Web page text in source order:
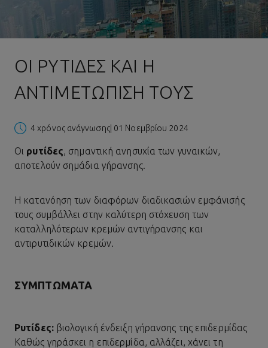
ΟΙ ΡΥΤΊΔΕΣ ΚΑΙ Η
ΑΝΤΙΜΕΤΏΠΙΣΗ ΤΟΥΣ
4 χρόνος ανάγνωσης| 01 Νοεμβρίου 2024
Οι ρυτίδες, σημαντική ανησυχία των γυναικών,
αποτελούν σημάδια γήρανσης.
Η κατανόηση των διαφόρων διαδικασιών εμφάνισής
τους συμβάλλει στην καλύτερη στόχευση των
καταλληλότερων κρεμών αντιγήρανσης και
αντιρυτιδικών κρεμών.
ΣΥΜΠΤΏΜΑΤΑ
Ρυτίδες:βιολογική ένδειξη γήρανσης της επιδερμίδας
Καθώς γηράσκει η επιδερμίδα, αλλάζει, χάνει τη